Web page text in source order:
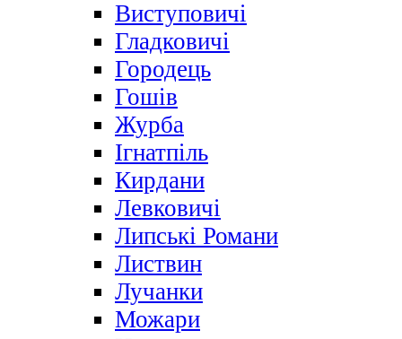
Виступовичі
Гладковичі
Городець
Гошів
Журба
Ігнатпіль
Кирдани
Левковичі
Липські Романи
Листвин
Лучанки
Можари